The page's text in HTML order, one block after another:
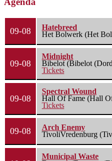
09-08
Hatebreed
Het Bolwerk (Het
09-08
Midnight
Bibelot (Bibelot
Tickets
09-08
Spectral Wound
Hall Of Fame (Hall
Tickets
09-08
Arch Enemy
TivoliVredenburg
Municipal Waste